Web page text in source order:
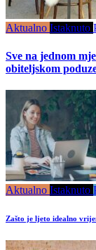
Aktualno Istaknuto
Sve na jednom
obiteljskom
Aktualno Istaknuto
Zašto je ljeto idealno